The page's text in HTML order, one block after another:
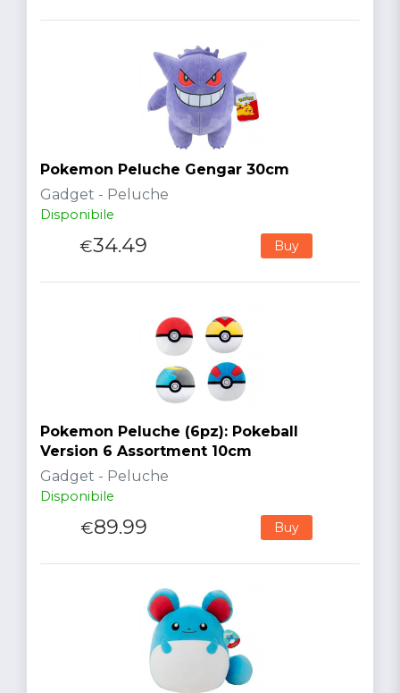
Pokemon Peluche Gengar 30cm
Gadget - Peluche
Disponibile
€34.49 Buy
Pokemon Peluche (6pz): Pokeball
Version 6 Assortment 10cm
Gadget - Peluche
Disponibile
€89.99 Buy